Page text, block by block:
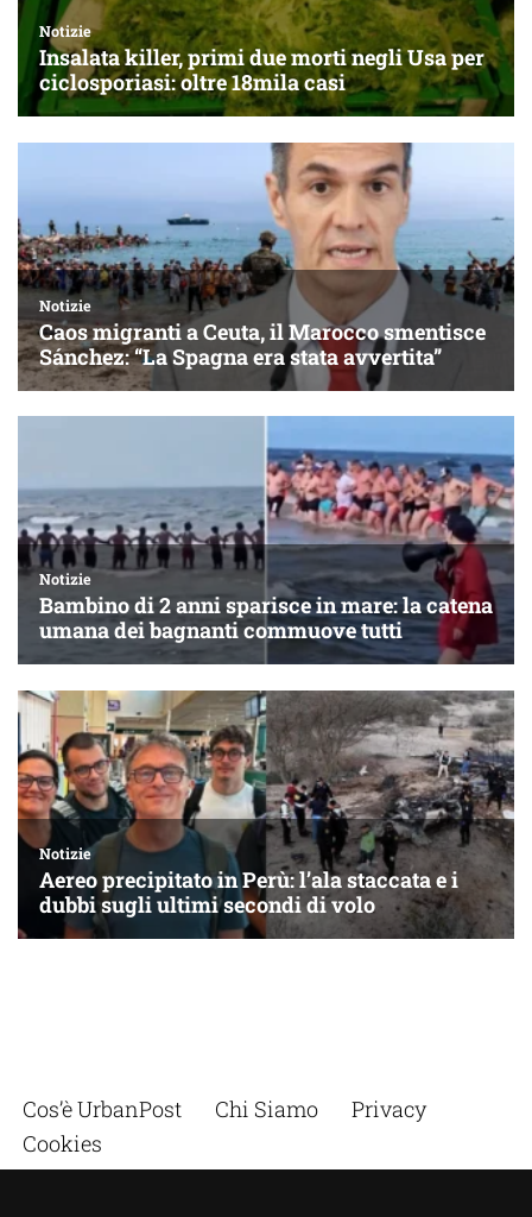
Cos’è UrbanPost Chi Siamo
Privacy
Cookies